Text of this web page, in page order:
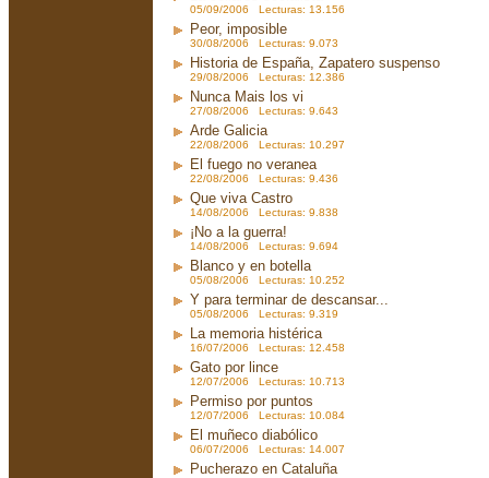
05/09/2006 Lecturas: 13.156
Peor, imposible
30/08/2006 Lecturas: 9.073
Historia de España, Zapatero suspenso
29/08/2006 Lecturas: 12.386
Nunca Mais los vi
27/08/2006 Lecturas: 9.643
Arde Galicia
22/08/2006 Lecturas: 10.297
El fuego no veranea
22/08/2006 Lecturas: 9.436
Que viva Castro
14/08/2006 Lecturas: 9.838
¡No a la guerra!
14/08/2006 Lecturas: 9.694
Blanco y en botella
05/08/2006 Lecturas: 10.252
Y para terminar de descansar...
05/08/2006 Lecturas: 9.319
La memoria histérica
16/07/2006 Lecturas: 12.458
Gato por lince
12/07/2006 Lecturas: 10.713
Permiso por puntos
12/07/2006 Lecturas: 10.084
El muñeco diabólico
06/07/2006 Lecturas: 14.007
Pucherazo en Cataluña